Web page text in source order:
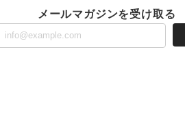
メールマガジンを受け取る